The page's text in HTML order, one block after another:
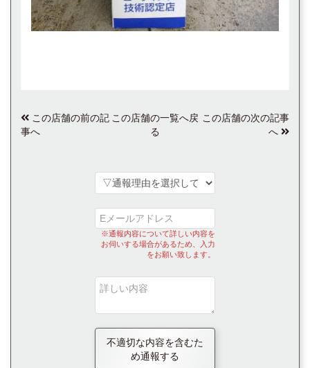
この店舗の前の記
事へ
この店舗の一覧へ戻
る
この店舗の次の記事
へ
※通報内容について詳しい内容を
お伺いする場合があるため、入力
をお願い致します。
不適切な内容を含むた
め通報する